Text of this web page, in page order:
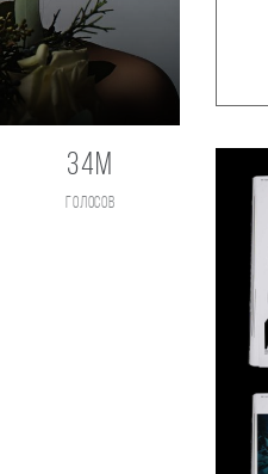
34M
голосов